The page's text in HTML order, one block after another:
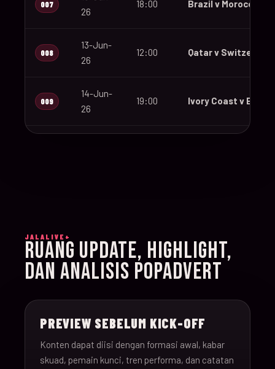
007
26
18:00 Brazil v Morocco
008
13-Jun-
26
12:00 Qatar v Switzerland
009
14-Jun-
26
19:00 Ivory Coast v
012
14-Jun-
26
20:00 Sweden v Tunisia
26
014
26
12:00 Spain v Cape Verde
JALALIVE+
RUANG UPDATE, HIGHLIGHT,
DAN ANALISIS POPADVERT
PREVIEW SEBELUM KICK-OFF
Konten dapat diisi dengan formasi awal, kabar
skuad, pemain kunci, tren performa, dan catatan